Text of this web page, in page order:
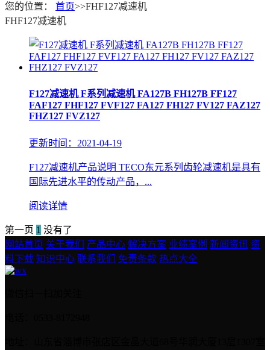
您的位置：
首页>>FHF127减速机
FHF127减速机
F127减速机 F系列减速机 FA127B FH127B FF127
FAF127 FHF127 FVF127 FA127 FH127 FV127 FAZ127
FHZ127 FVZ127
更新时间：2021-04-19
F127减速机产品说明 TECO东元系列齿轮减速机是具有
国际先进水平的传动产品，...
阅读详情
第一页 1 没有了
网站首页 关于我们 产品中心 解决方案 业绩案例 新闻资讯 资
料下载 知识中心 联系我们 免责条款 热点大全